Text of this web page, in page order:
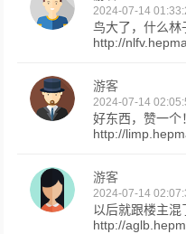
2024-07-14
鸟大了，什么林
http://
游客
2024-07-14
好东西，赞一个
http://
游客
2024-07-14
以后就跟楼主混
http://